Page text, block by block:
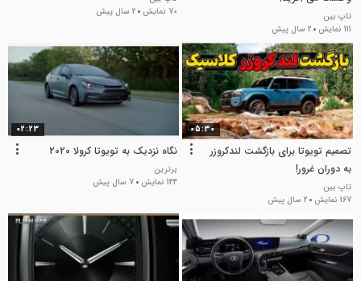
تاپ بین
111 نمایش
2 سال پیش
70 نمایش
2 سال پیش
05:30
تصمیم تویوتا برای بازگشت لندکروزر
به دوران غرور!
تاپ بین
167 نمایش
2 سال پیش
02:23
نگاه نزدیک به تویوتا کرولا 2020
برترین
144 نمایش
7 سال پیش